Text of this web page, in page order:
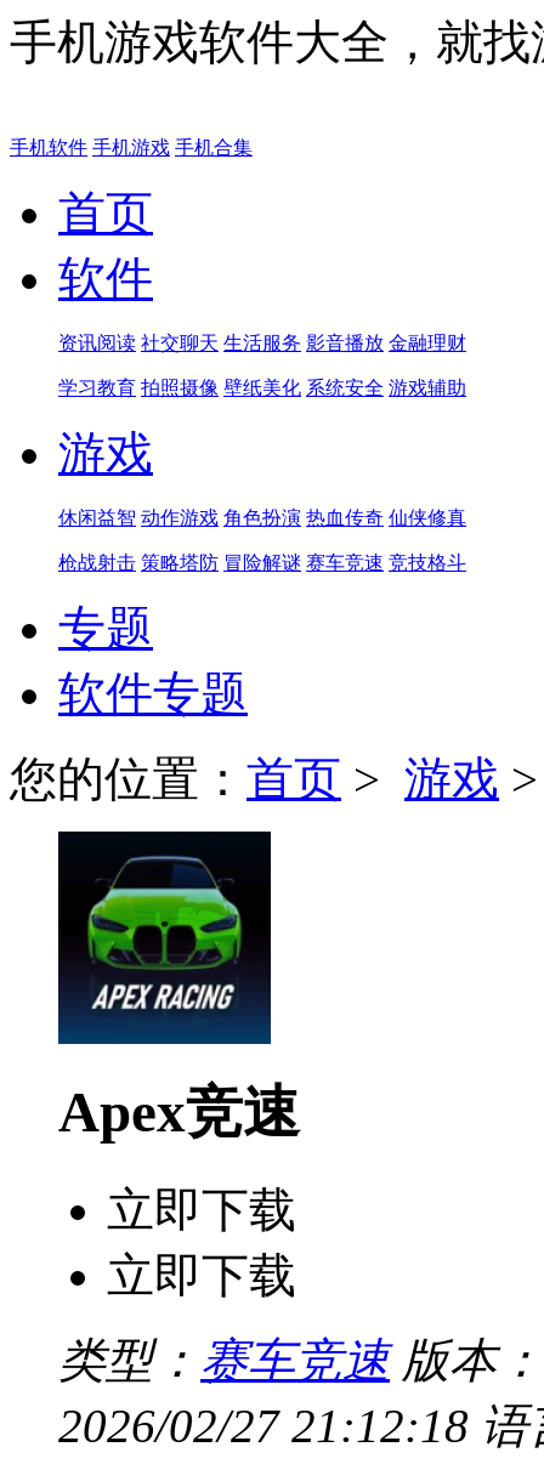
手机游戏软件大全，就
手机软件 手机游戏 手机合集
首页
软件
资讯阅读 社交聊天 生活服务 影音播放 金融理财
学习教育 拍照摄像 壁纸美化 系统安全 游戏辅助
游戏
休闲益智 动作游戏 角色扮演 热血传奇 仙侠修真
枪战射击 策略塔防 冒险解谜 赛车竞速 竞技格斗
专题
软件专题
您的位置： 首页 > 游戏
Apex竞速
立即下载
立即下载
类型： 赛车竞速 版本
2026/02/27 21:12:18 语